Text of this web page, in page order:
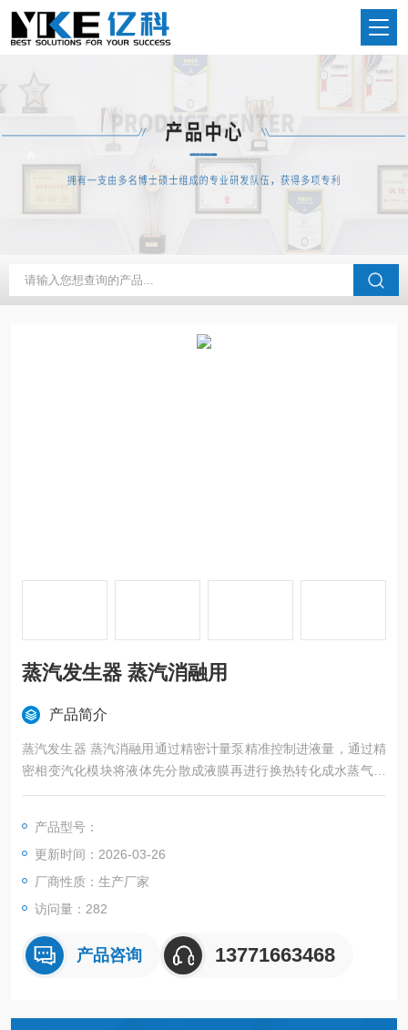
当前位置：首页 产品中心 水蒸气发生器
蒸汽发生器 蒸汽消融用
产品简介
蒸汽发生器 蒸汽消融用通过精密计量泵精准控制进液量，通过精
密相变汽化模块将液体先分散成液膜再进行换热转化成水蒸气，
水蒸气通过高温耐腐蚀预热器将水蒸气的温度升至100℃-80
产品型号：
更新时间：2026-03-26
厂商性质：生产厂家
访问量：282
产品咨询 13771663468